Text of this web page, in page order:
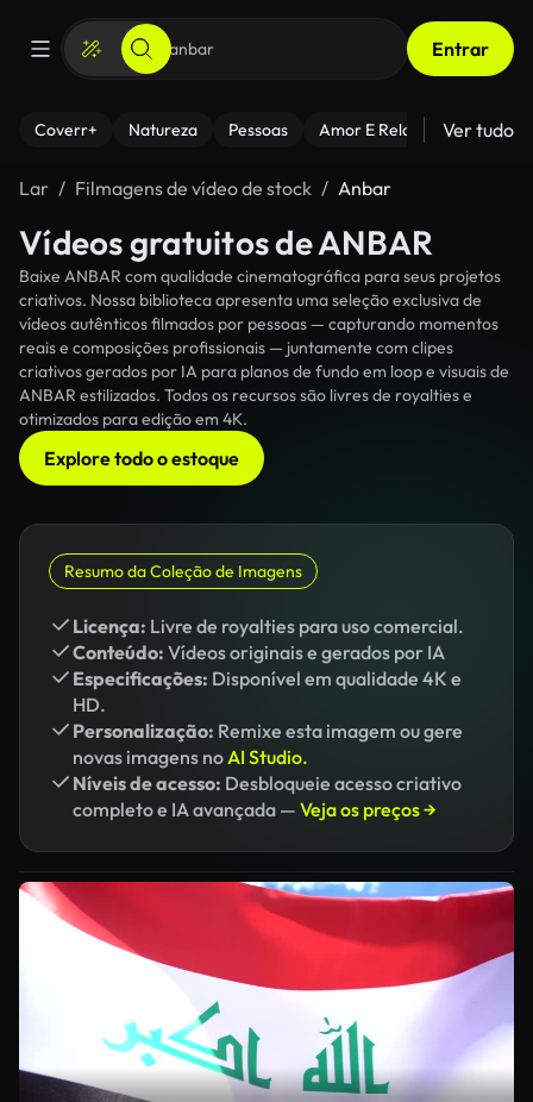
Entrar
Coverr+ Natureza Pessoas Amor E Relacionamentos
Ver tudo
Lar Filmagens de vídeo de stock Anbar
Vídeos gratuitos de ANBAR
Baixe ANBAR com qualidade cinematográfica para seus projetos
criativos. Nossa biblioteca apresenta uma seleção exclusiva de
vídeos autênticos filmados por pessoas — capturando momentos
reais e composições profissionais — juntamente com clipes
criativos gerados por IA para planos de fundo em loop e visuais de
ANBAR estilizados. Todos os recursos são livres de royalties e
otimizados para edição em 4K.
Explore todo o estoque
Resumo da Coleção de Imagens
Licença: Livre de royalties para uso comercial.
Conteúdo: Vídeos originais e gerados por IA
Especificações: Disponível em qualidade 4K e
HD.
Personalização: Remixe esta imagem ou gere
novas imagens noAI Studio.
Níveis de acesso: Desbloqueie acesso criativo
completo e IA avançada — Veja os preços →